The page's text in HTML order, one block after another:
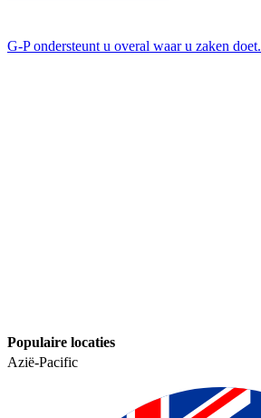
G-P ondersteunt u overal waar u zaken doet.​​
Populaire locaties​​
Azië-Pacific​​